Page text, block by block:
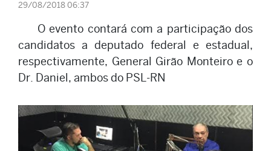
29/08/2018 06:37
O evento contará com a participação dos
candidatos a deputado federal e estadual,
respectivamente, General Girão Monteiro e o
Dr. Daniel, ambos do PSL-RN